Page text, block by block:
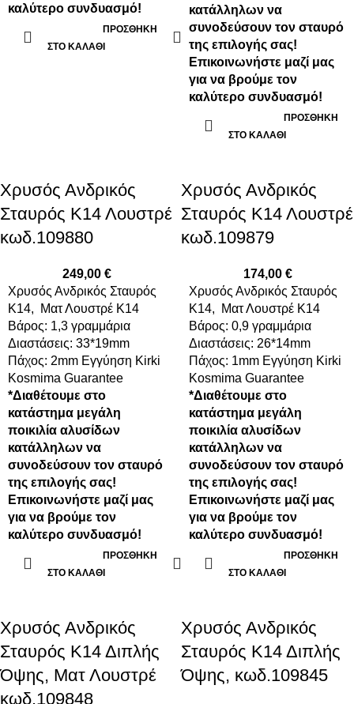
καλύτερο συνδυασμό!
ΠΡΟΣΘΉΚΗ
ΣΤΟ ΚΑΛΆΘΙ
κατάλληλων να
συνοδεύσουν τον σταυρό
της επιλογής σας!
Επικοινωνήστε μαζί μας
για να βρούμε τον
καλύτερο συνδυασμό!
ΠΡΟΣΘΉΚΗ
ΣΤΟ ΚΑΛΆΘΙ
Xρυσός Ανδρικός
Σταυρός Κ14 Λουστρέ
κωδ.109880
249,00 €
Xρυσός Ανδρικός Σταυρός
Κ14, Ματ Λουστρέ K14
Βάρος: 1,3 γραμμάρια
Διαστάσεις: 33*19mm
Πάχος: 2mm Εγγύηση Kirki
Kosmima Guarantee
*Διαθέτουμε στο
κατάστημα μεγάλη
ποικιλία αλυσίδων
κατάλληλων να
συνοδεύσουν τον σταυρό
της επιλογής σας!
Επικοινωνήστε μαζί μας
για να βρούμε τον
καλύτερο συνδυασμό!
ΠΡΟΣΘΉΚΗ
ΣΤΟ ΚΑΛΆΘΙ
Xρυσός Ανδρικός
Σταυρός Κ14 Λουστρέ
κωδ.109879
174,00 €
Xρυσός Ανδρικός Σταυρός
Κ14, Ματ Λουστρέ K14
Βάρος: 0,9 γραμμάρια
Διαστάσεις: 26*14mm
Πάχος: 1mm Εγγύηση Kirki
Kosmima Guarantee
*Διαθέτουμε στο
κατάστημα μεγάλη
ποικιλία αλυσίδων
κατάλληλων να
συνοδεύσουν τον σταυρό
της επιλογής σας!
Επικοινωνήστε μαζί μας
για να βρούμε τον
καλύτερο συνδυασμό!
ΠΡΟΣΘΉΚΗ
ΣΤΟ ΚΑΛΆΘΙ
Xρυσός Ανδρικός
Σταυρός Κ14 Διπλής
Όψης, Ματ Λουστρέ
κωδ.109848
Xρυσός Ανδρικός
Σταυρός Κ14 Διπλής
Όψης, κωδ.109845